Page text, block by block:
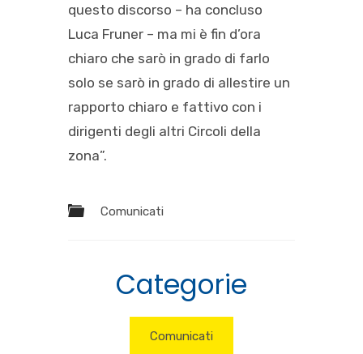
questo discorso – ha concluso
Luca Fruner – ma mi è fin d’ora
chiaro che sarò in grado di farlo
solo se sarò in grado di allestire un
rapporto chiaro e fattivo con i
dirigenti degli altri Circoli della
zona”.
Comunicati
Categorie
Comunicati